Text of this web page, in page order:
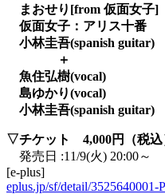
まおせり[from 仮面女子]
仮面女子：アリス十番
小林圭吾(spanish guitar)
＋
魚住弘樹(vocal)
島ゆかり(vocal)
小林圭吾(spanish guitar)
▽チケット 4,000円（税込
発売日 :11/9(火) 20:00～
[e-plus]
eplus.jp/sf/detail/3525640001-